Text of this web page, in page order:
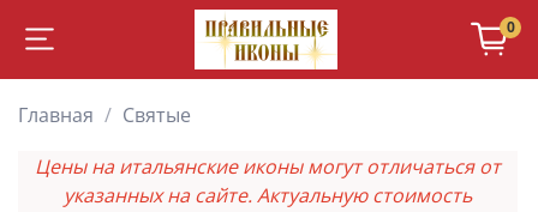
0
Главная
Святые
Цены на итальянские иконы могут отличаться от
указанных на сайте. Актуальную стоимость